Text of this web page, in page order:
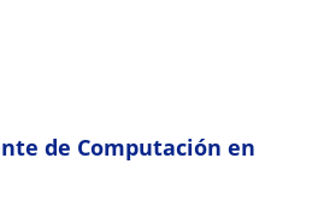
de Computación en